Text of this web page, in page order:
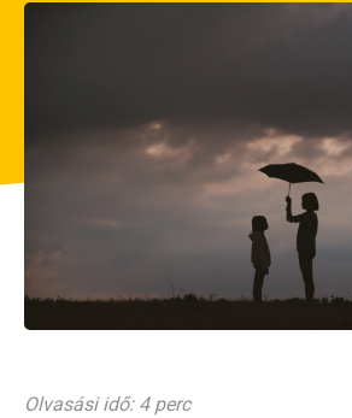
Olvasási idő: 4 perc